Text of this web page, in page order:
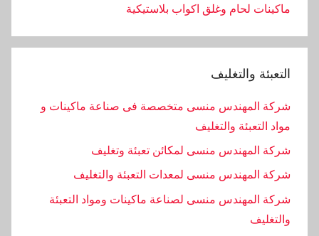
لحام وغلق اكواب بلاستيكية
والتغليف
منسى متخصصة فى صناعة ماكينات و
والتغليف
منسى لمكائن تعبئة وتغليف
منسى لمعدات التعبئة والتغليف
منسى لصناعة ماكينات ومواد التعبئة